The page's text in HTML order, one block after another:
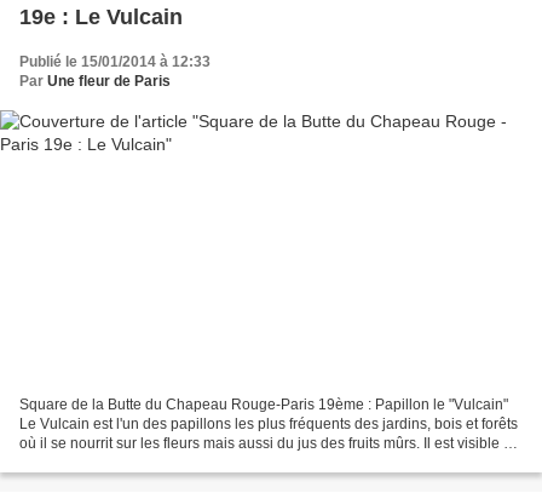
19e : Le Vulcain
Publié le 15/01/2014 à 12:33
Par Une fleur de Paris
Square de la Butte du Chapeau Rouge-Paris 19ème : Papillon le "Vulcain"
Le Vulcain est l'un des papillons les plus fréquents des jardins, bois et forêts
où il se nourrit sur les fleurs mais aussi du jus des fruits mûrs. Il est visible de